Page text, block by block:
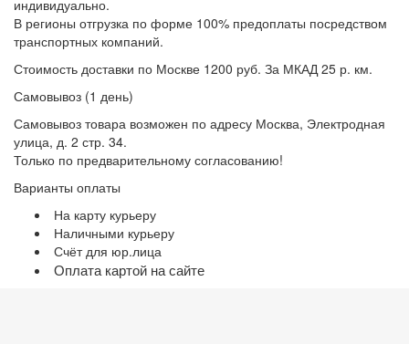
индивидуально.
В регионы отгрузка по форме 100% предоплаты посредством
транспортных компаний.
Стоимость доставки по Москве 1200 руб. За МКАД 25 р. км.
Самовывоз (1 день)
Самовывоз товара возможен по адресу Москва, Электродная
улица, д. 2 стр. 34.
Только по предварительному согласованию!
Варианты оплаты
На карту курьеру
Наличными курьеру
Счёт для юр.лица
Оплата картой на сайте